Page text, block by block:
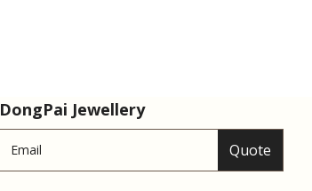
DongPai Jewellery
Quote